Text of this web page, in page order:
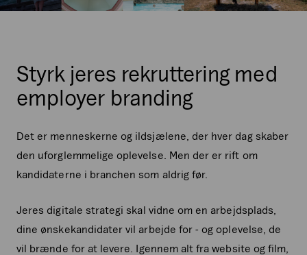
Styrk jeres rekruttering med
employer branding
Det er menneskerne og ildsjælene, der hver dag skaber
den uforglemmelige oplevelse. Men der er rift om
kandidaterne i branchen som aldrig før.
Jeres digitale strategi skal vidne om en arbejdsplads,
dine ønskekandidater vil arbejde for - og oplevelse, de
vil brænde for at levere. Igennem alt fra website og film,